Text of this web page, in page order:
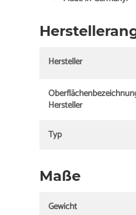
Hersteller
Hersteller
Typ
Maße
Gewicht